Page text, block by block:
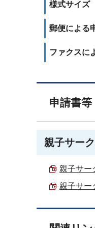
様式サイズ
郵便による
ファクスに
申請書等
親子サー
親子サー
親子サ